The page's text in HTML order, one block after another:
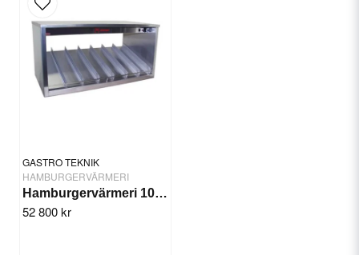
GASTRO TEKNIK
HAMBURGERVÄRMERI
Hamburgervärmeri 100 cm, tvåplans
52 800 kr